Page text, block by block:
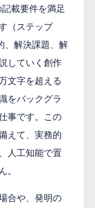
載要件を満足
（ステップ
、解決課題、解
していく創作
文字を超える
をバックグラ
事です。この
えて、実務的
人工知能で置
。
合や、発明の